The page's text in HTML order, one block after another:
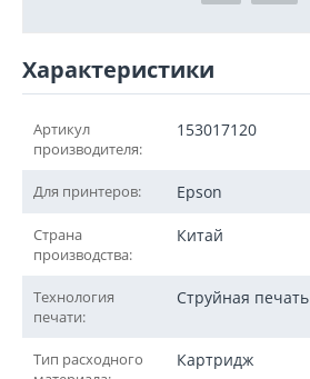
Характеристики
Артикул
производителя:
153017120
Для принтеров: Epson
Страна
производства:
Китай
Технология
печати:
Струйная печать
Тип расходного
Картридж